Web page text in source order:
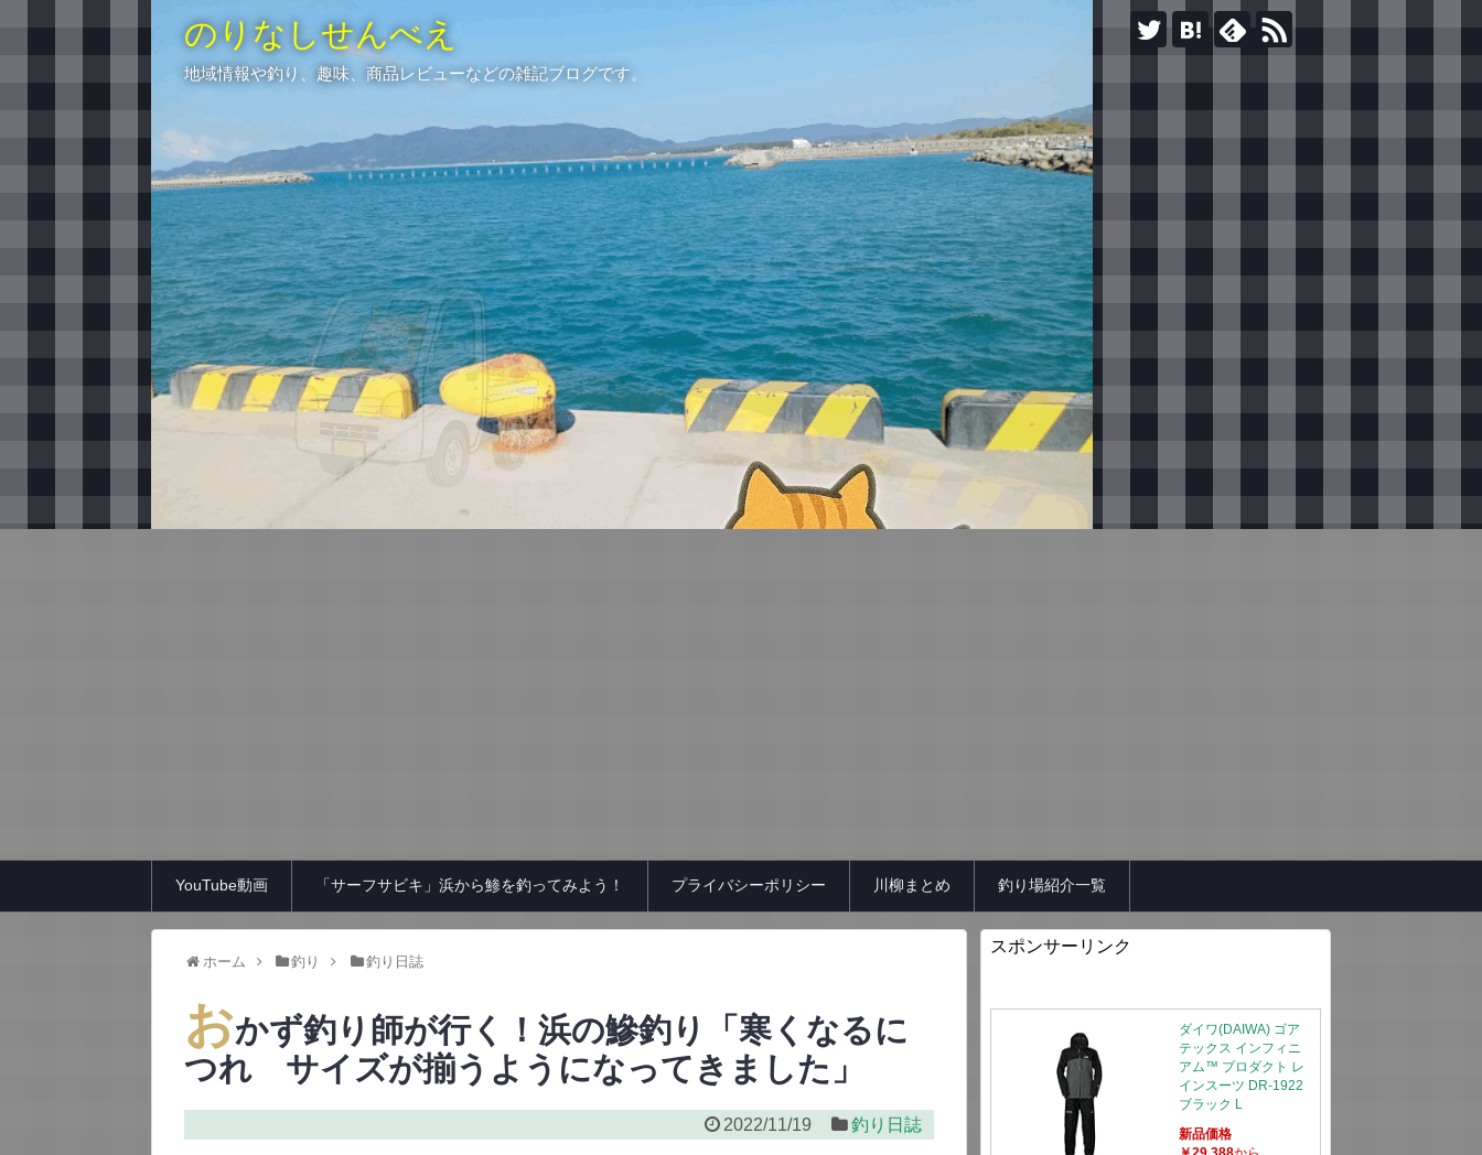
のりなしせんべえ
地域情報や釣り、趣味、商品レビューなどの雑記ブログです。
YouTube動画 「サーフサビキ」浜から鯵を釣ってみよう！ プライバシーポリシー 川柳まとめ 釣り場紹介一覧
ホーム 釣り 釣り日誌
おかず釣り師が行く！浜の鰺釣り「寒くなるに
つれ サイズが揃うようになってきました」
2022/11/19 釣り日誌
スポンサーリンク
ダイワ(DAIWA) ゴア
テックス インフィニ
アム™ プロダクト レ
インスーツ DR-1922
ブラック L
新品価格